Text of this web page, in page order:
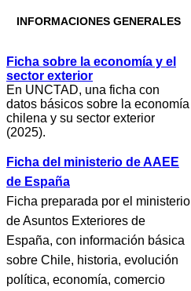
INFORMACIONES GENERALES
Ficha sobre la economía y el
sector exterior
En UNCTAD, una ficha con
datos básicos sobre la economía
chilena y su sector exterior
(2025).
Ficha del ministerio de AAEE
de España
Ficha preparada por el ministerio
de Asuntos Exteriores de
España, con información básica
sobre Chile, historia, evolución
política, economía, comercio